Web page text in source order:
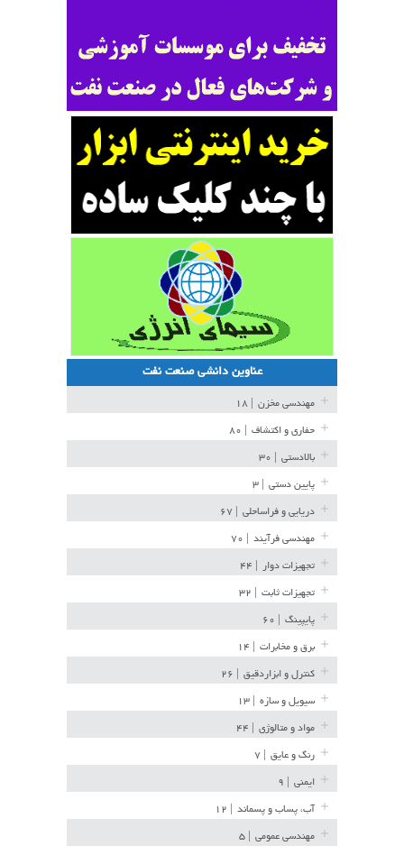
عناوین دانشی صنعت نفت
مهندسی مخزن
حفاری و اکتشاف
بالادستی
پایین دستی
دریایی و فراساحلی
مهندسی فرآیند
تجهیزات دوار
تجهیزات ثابت
پایپینگ
برق و مخابرات
کنترل و ابزاردقیق
سیویل و سازه
مواد و متالوژی
رنگ و عایق
ایمنی
آب، پساب و پسماند
مهندسی عمومی